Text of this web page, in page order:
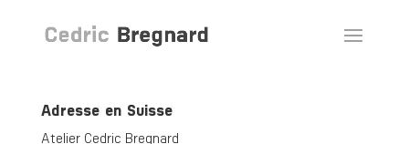
Adresse en Suisse
Atelier Cedric Bregnard